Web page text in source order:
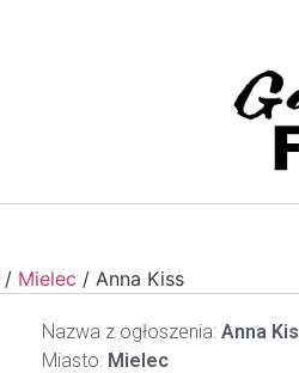
/ Mielec / Anna Kiss
Nazwa z ogłoszenia: Anna
Miasto: Mielec